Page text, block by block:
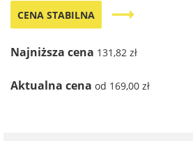
CENA STABILNA trending_flat
Najniższa cena 131,82 zł
Aktualna cena od 169,00 zł